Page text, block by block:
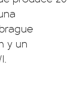
y un